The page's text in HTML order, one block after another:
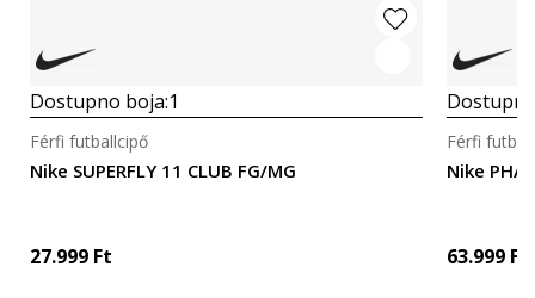
Dostupno boja:1
Nike SUPERFLY 11 CLUB FG/MG
Férfi futballcipő
27.999 Ft
Nike
Férfi
63.999 Ft